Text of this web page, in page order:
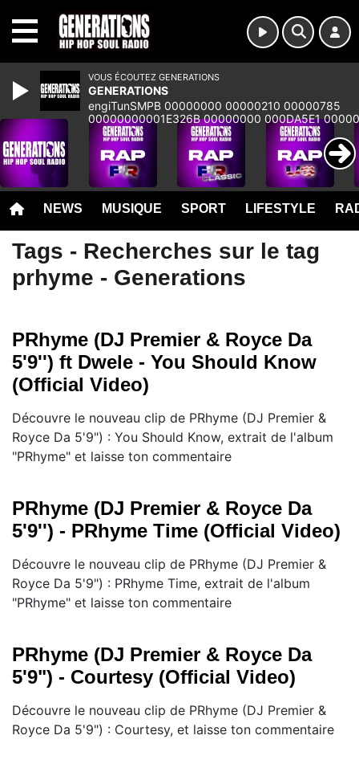
NEWS MUSIQUE SPORT LIFESTYLE
Tags - Recherches sur le tag
prhyme - Generations
PRhyme (DJ Premier & Royce Da
5'9'') ft Dwele - You Should Know
(Official Video)
Découvre le nouveau clip de PRhyme (DJ Premier &
Royce Da 5'9") : You Should Know, extrait de l'album
"PRhyme" et laisse ton commentaire
PRhyme (DJ Premier & Royce Da
5'9'') - PRhyme Time (Official Video)
Découvre le nouveau clip de PRhyme (DJ Premier &
Royce Da 5'9") : PRhyme Time, extrait de l'album
"PRhyme" et laisse ton commentaire
PRhyme (DJ Premier & Royce Da
5'9") - Courtesy (Official Video)
Découvre le nouveau clip de PRhyme (DJ Premier &
Royce Da 5'9") : Courtesy, et laisse ton commentaire
VOUS ÉCOUTEZ GENERATIONS
GENERATIONS
engiTunSMPB 00000000 00000210 00000785
00000000001E326B 00000000 000DA5E1
00000000 00000000 00000000 00000000